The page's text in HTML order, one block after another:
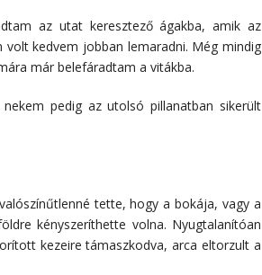
az utat keresztező ágakba, amik az
kedvem jobban lemaradni. Még mindig
már belefáradtam a vitákba.
pedig az utolsó pillanatban sikerült
tette, hogy a bokája, vagy a
kényszeríthette volna. Nyugtalanítóan
kezeire támaszkodva, arca eltorzult a